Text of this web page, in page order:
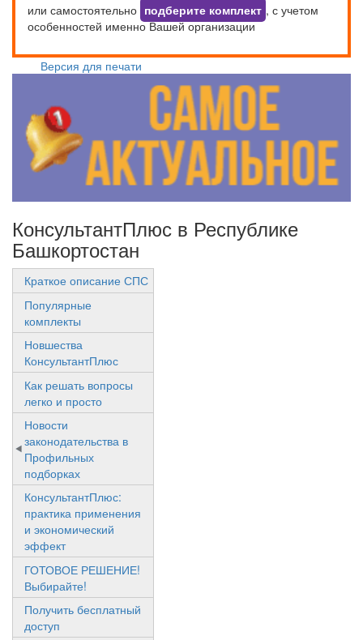
или самостоятельно подберите комплект , с учетом
особенностей именно Вашей организации
Версия для печати
КонсультантПлюс в Республике
Башкортостан
Краткое описание СПС
Популярные
комплекты
Новшества
КонсультантПлюс
Как решать вопросы
легко и просто
Новости
законодательства в
Профильных
подборках
КонсультантПлюс:
практика применения
и экономический
эффект
ГОТОВОЕ РЕШЕНИЕ!
Выбирайте!
Получить бесплатный
доступ